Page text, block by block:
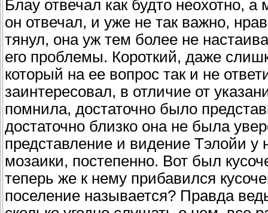
Блау отвечал как будто неохотно,
он отвечал, и уже не так важно,
тянул, она уж тем более не
его проблемы. Короткий, даже
который на ее вопрос так и не
заинтересовал, в отличие от
помнила, достаточно было
достаточно близко она не была
представление и видение Тэлойи у
мозаики, постепенно. Вот был
теперь же к нему прибавился
поселение называется? Правда